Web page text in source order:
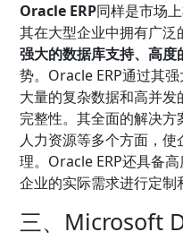
Oracle ERP同样是市场
其在大型企业中拥有广泛
强大的数据库支持、高度
势。Oracle ERP通过其
大量的复杂数据和高并
完整性。其全面的解决方
人力资源等多个方面，
理。Oracle ERP还具备
企业的实际需求进行定制
三、Microsoft